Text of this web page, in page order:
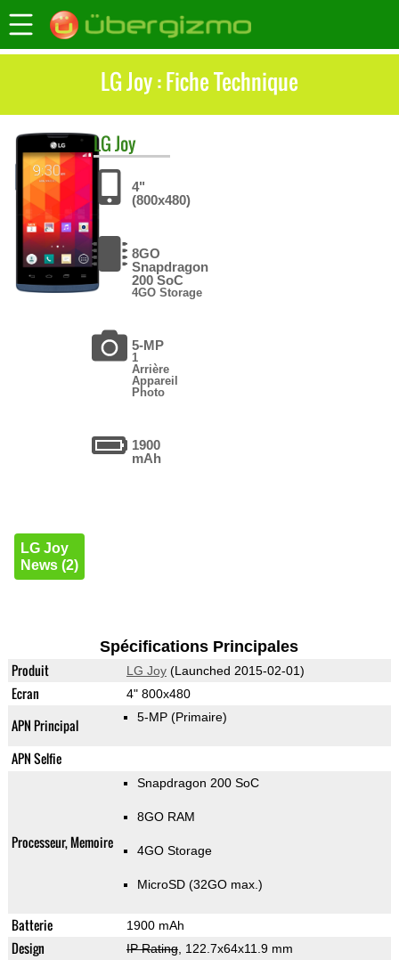
LG Joy : Fiche Technique
LGJoy
4"
(800x480)
8GO
Snapdragon
200 SoC
4GO Storage
5-MP
1
Arrière
Appareil
Photo
1900
mAh
LG Joy
News (2)
Spécifications Principales
Produit LG Joy(Launched 2015-02-01)
Ecran 4" 800x480
APN Principal 5-MP (Primaire)
APN Selfie
Processeur, Memoire
Snapdragon 200 SoC
8GO RAM
4GO Storage
MicroSD (32GO max.)
Batterie 1900 mAh
Design IP Rating, 122.7x64x11.9 mm